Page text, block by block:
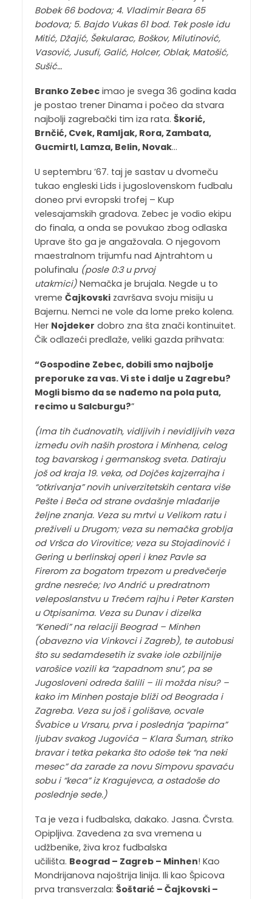
Bobek 66 bodova; 4. Vladimir Beara 65
bodova; 5. Bajdo Vukas 61 bod. Tek posle idu
Mitić, Džajić, Šekularac, Boškov, Milutinović,
Vasović, Jusufi, Galić, Holcer, Oblak, Matošić,
Sušić…
Branko Zebecimao je svega 36 godina kada
je postao trener Dinama i počeo da stvara
najbolji zagrebački tim iza rata. Škorić,
Brnčić, Cvek, Ramljak, Rora, Zambata,
Gucmirtl, Lamza, Belin, Novak…
U septembru ’67. taj je sastav u dvomeču
tukao engleski Lids i jugoslovenskom fudbalu
doneo prvi evropski trofej – Kup
velesajamskih gradova. Zebec je vodio ekipu
do finala, a onda se povukao zbog odlaska
Uprave što ga je angažovala. O njegovom
maestralnom trijumfu nad Ajntrahtom u
polufinalu (posle 0:3 u prvoj
utakmici) Nemačka je brujala. Negde u to
vreme Čajkovskizavršava svoju misiju u
Bajernu. Nemci ne vole da lome preko kolena.
Her Nojdeker dobro zna šta znači kontinuitet.
Čik odlazeći predlaže, veliki gazda prihvata:
“Gospodine Zebec, dobili smo najbolje
preporuke za vas. Vi ste i dalje u Zagrebu?
Mogli bismo da se nađemo na pola puta,
recimo u Salcburgu?”
(Ima tih čudnovatih, vidljivih i nevidljivih veza
između ovih naših prostora i Minhena, celog
tog bavarskog i germanskog sveta. Datiraju
još od kraja 19. veka, od Dojčes kajzerrajha i
“otkrivanja” novih univerzitetskih centara više
Pešte i Beča od strane ovdašnje mlađarije
željne znanja. Veza su mrtvi u Velikom ratu i
preživeli u Drugom; veza su nemačka groblja
od Vršca do Virovitice; veza su Stojadinović i
Gering u berlinskoj operi i knez Pavle sa
Firerom za bogatom trpezom u predvečerje
grdne nesreće; Ivo Andrić u predratnom
veleposlanstvu u Trećem rajhu i Peter Karsten
u Otpisanima. Veza su Dunav i dizelka
“Kenedi” na relaciji Beograd – Minhen
(obavezno via Vinkovci i Zagreb), te autobusi
što su sedamdesetih iz svake iole ozbiljnije
varošice vozili ka “zapadnom snu”, pa se
Jugosloveni odreda šalili – ili možda nisu? –
kako im Minhen postaje bliži od Beograda i
Zagreba. Veza su još i golišave, ocvale
Švabice u Vrsaru, prva i poslednja “papirna”
ljubav svakog Jugovića – Klara Šuman, striko
bravar i tetka pekarka što odoše tek “na neki
mesec” da zarade za novu Simpovu spavaću
sobu i “keca” iz Kragujevca, a ostadoše do
poslednje sede.)
Ta je veza i fudbalska, dakako. Jasna. Čvrsta.
Opipljiva. Zavedena za sva vremena u
udžbenike, živa kroz fudbalska
učilišta. Beograd – Zagreb – Minhen! Kao
Mondrijanova najoštrija linija. Ili kao Špicova
prva transverzala: Šoštarić – Čajkovski –